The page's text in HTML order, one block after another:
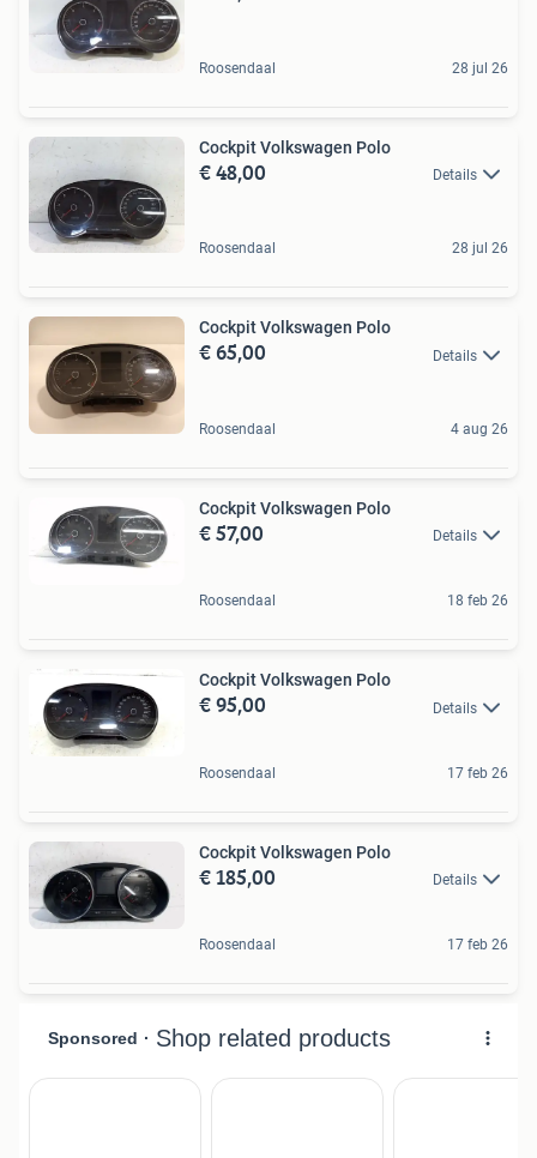
Roosendaal 28 jul 26
Cockpit Volkswagen Polo
€ 48,00 Details
Roosendaal 28 jul 26
Cockpit Volkswagen Polo
€ 65,00 Details
Roosendaal 4 aug 26
Cockpit Volkswagen Polo
€ 57,00 Details
Roosendaal 18 feb 26
Cockpit Volkswagen Polo
€ 95,00 Details
Roosendaal 17 feb 26
Cockpit Volkswagen Polo
€ 185,00 Details
Roosendaal 17 feb 26